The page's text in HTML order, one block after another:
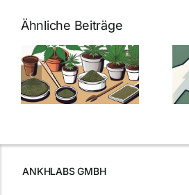
Ähnliche Beiträge
Neue THC-
Grenzwert-
Regelung:
Was Sie über
Cannabis und
müssen
ANKHLABS GMBH